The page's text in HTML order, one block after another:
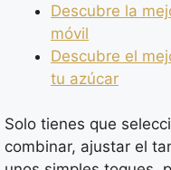
Descubre la
móvil
Descubre el
tu azúcar
Solo tienes que
combinar, ajustar el